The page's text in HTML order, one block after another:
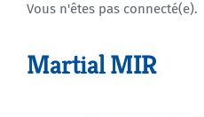
Agenda
Vous n'êtes pas connecté(e).
Martial MIR